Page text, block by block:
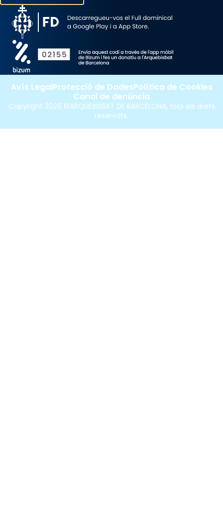
Copyright 2026 ©ARQUEBISBAT DE BARCELONA, tots els drets
reservats.
Avís LegalProtecció de DadesPolítica de Cookies
Canal de denúncia